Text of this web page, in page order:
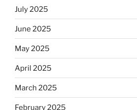
July 2025
June 2025
May 2025
April 2025
March 2025
February 2025